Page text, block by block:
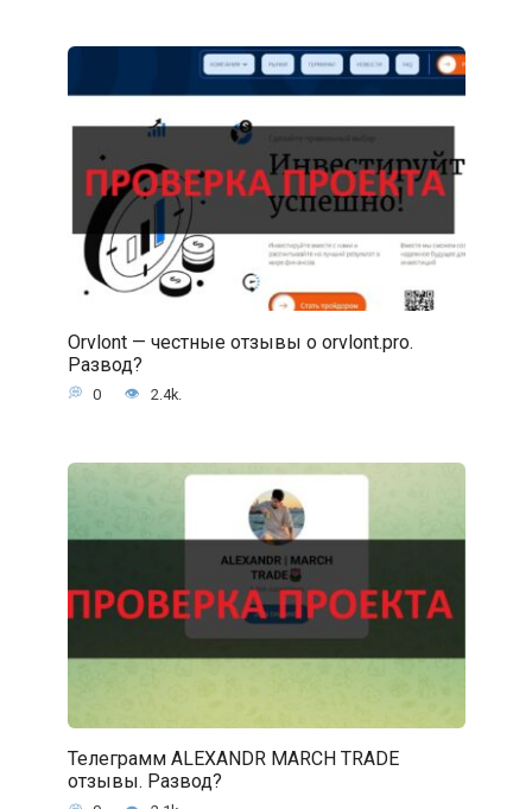
Orvlont — честные отзывы о orvlont.pro.
Развод?
0 2.4k.
Телеграмм ALEXANDR MARCH TRADE
отзывы. Развод?